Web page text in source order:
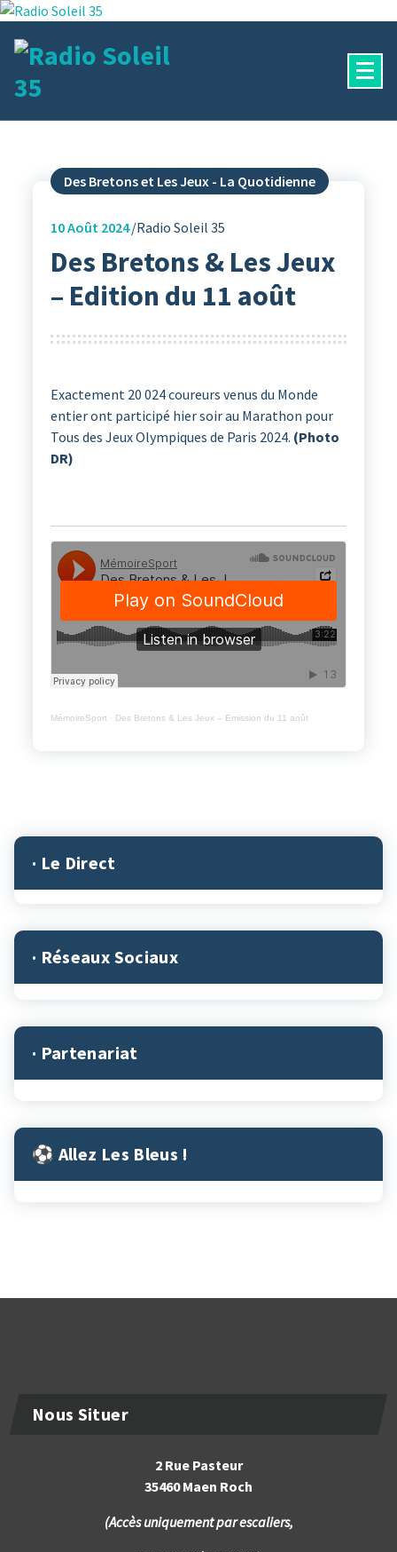
Aller
contenu
Des Bretons et Les Jeux - La Quotidienne
10Août 2024 Radio Soleil 35
Des Bretons & Les Jeux
– Edition du 11 août
Exactement 20 024 coureurs venus du Monde
entier ont participé hier soir au Marathon pour
Tous des Jeux Olympiques de Paris 2024. (Photo
DR)
MémoireSport · Des Bretons & Les Jeux – Emission du 11 août
· Le Direct
· Réseaux Sociaux
· Partenariat
⚽︎ Allez Les Bleus !
Nous Situer
2 Rue Pasteur
35460 Maen Roch
(Accès uniquement par escaliers,